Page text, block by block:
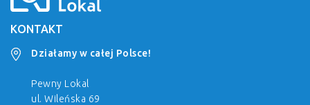
KONTAKT
Działamy w całej Polsce!
Pewny Lokal
ul. Wileńska 69